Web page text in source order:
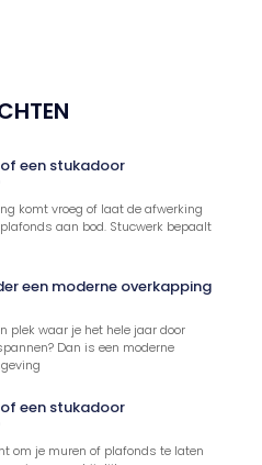
een stukadoor
komt vroeg of laat de afwerking
aan bod. Stucwerk bepaalt
een moderne overkapping
plek waar je het hele jaar door
Dan is een moderne
een stukadoor
om je muren of plafonds te laten